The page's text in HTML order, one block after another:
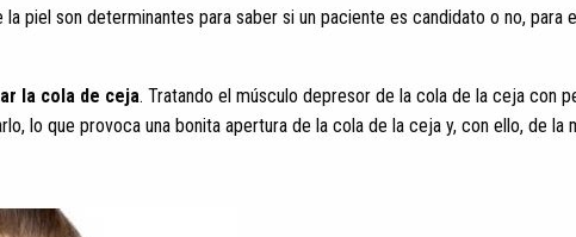
piel son determinantes para saber si un paciente es candidato o no, para
la cola de ceja. Tratando el músculo depresor de la cola de la ceja con
lo que provoca una bonita apertura de la cola de la ceja y, con ello, de la